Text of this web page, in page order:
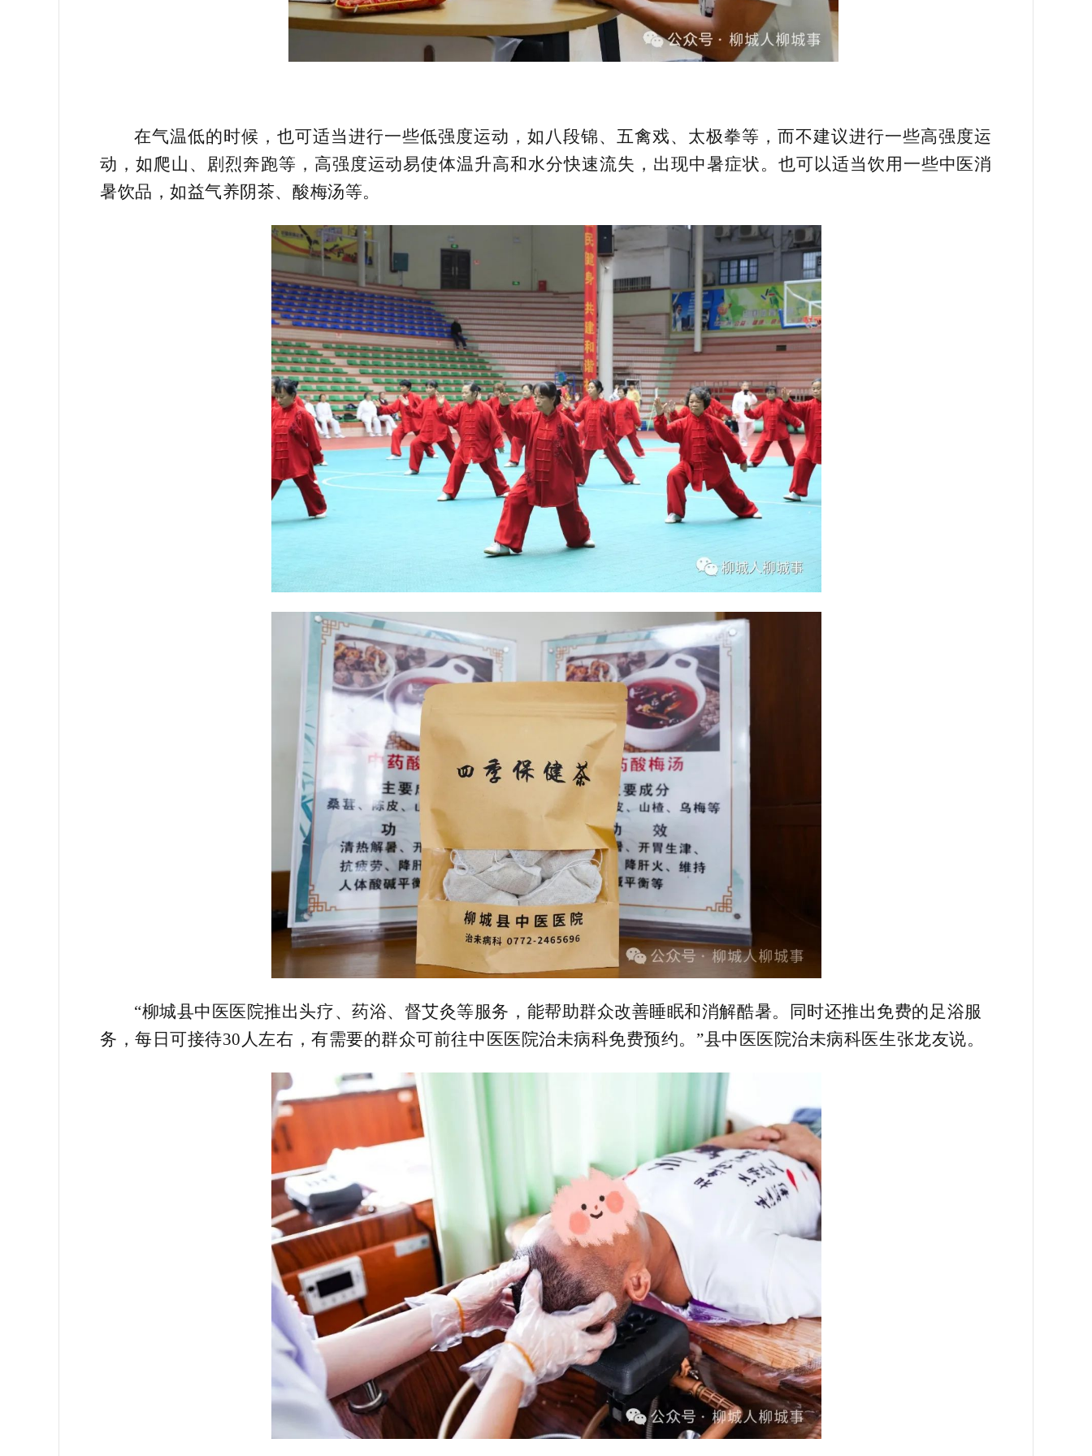
在气温低的时候，也可适当进行一些低强度运动，如八段锦、五禽戏、太极拳等，而不建议进行一些高强度运
动，如爬山、剧烈奔跑等，高强度运动易使体温升高和水分快速流失，出现中暑症状。也可以适当饮用一些中医消
暑饮品，如益气养阴茶、酸梅汤等。
“柳城县中医医院推出头疗、药浴、督艾灸等服务，能帮助群众改善睡眠和消解酷暑。同时还推出免费的足浴服
务，每日可接待30人左右，有需要的群众可前往中医医院治未病科免费预约。”县中医医院治未病科医生张龙友说。